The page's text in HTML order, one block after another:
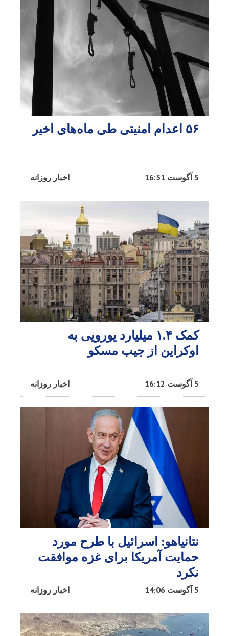
۵۶ اعدام امنیتی طی ماه‌های اخیر
اخبار روزانه 5 آگوست 16:51
کمک ۱.۴ میلیارد یورویی به
اوکراین از جیب مسکو
اخبار روزانه 5 آگوست 16:12
نتانیاهو: اسرائیل با طرح مورد
حمایت آمریکا برای غزه موافقت
نکرد
اخبار روزانه 5 آگوست 14:06